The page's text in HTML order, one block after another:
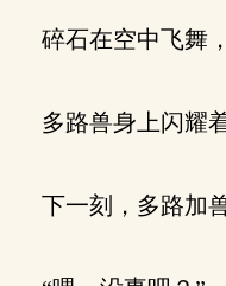
碎石在空中飞舞
多路兽身上闪耀
下一刻，多路加